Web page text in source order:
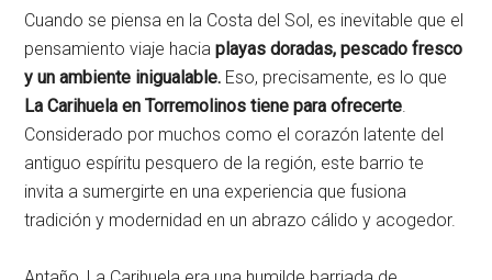
Cuando se piensa en la Costa del Sol, es inevitable que el
pensamiento viaje hacia playas doradas, pescado fresco
y un ambiente inigualable. Eso, precisamente, es lo que
La Carihuela en Torremolinos tiene para ofrecerte.
Considerado por muchos como el corazón latente del
antiguo espíritu pesquero de la región, este barrio te
invita a sumergirte en una experiencia que fusiona
tradición y modernidad en un abrazo cálido y acogedor.